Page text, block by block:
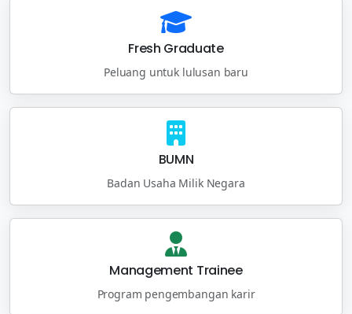
Fresh Graduate
Peluang untuk lulusan baru
BUMN
Badan Usaha Milik Negara
Management Trainee
Program pengembangan karir